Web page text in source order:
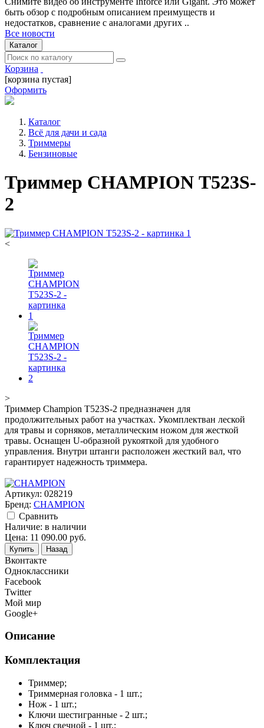
быть обзор с подробным описанием преимуществ и
недостатков, сравнение с аналогами других ..
Все новости
Каталог
Корзина
[корзина пустая]
Оформить
Каталог
Всё для дачи и сада
Триммеры
Бензиновые
Триммер CHAMPION Т523S-
2
<
>
Триммер Champion Т523S-2 предназначен для
продолжительных работ на участках. Укомплектван леской
для травы и сорняков, металлическим ножом для жесткой
травы. Оснащен U-образной рукояткой для удобного
управления. Внутри штанги расположен жесткий вал, что
гарантирует надежность триммера.
Артикул: 028219
Бренд: CHAMPION
Cравнить
Наличие: в наличии
Цена: 11 090.00 руб.
Купить Назад
Вконтакте
Одноклассники
Facebook
Twitter
Мой мир
Google+
Описание
Комплектация
Триммер;
Триммерная головка - 1 шт.;
Нож - 1 шт.;
Ключи шестигранные - 2 шт.;
Ключ свечной - 1 шт.;